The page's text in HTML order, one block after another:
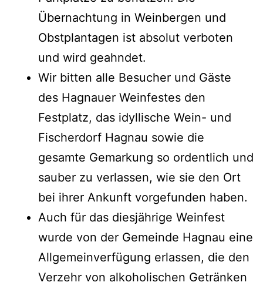
Übernachtung in Weinbergen und
Obstplantagen ist absolut verboten
und wird geahndet.
Wir bitten alle Besucher und Gäste
des Hagnauer Weinfestes den
Festplatz, das idyllische Wein- und
Fischerdorf Hagnau sowie die
gesamte Gemarkung so ordentlich und
sauber zu verlassen, wie sie den Ort
bei ihrer Ankunft vorgefunden haben.
Auch für das diesjährige Weinfest
wurde von der Gemeinde Hagnau eine
Allgemeinverfügung erlassen, die den
Verzehr von alkoholischen Getränken